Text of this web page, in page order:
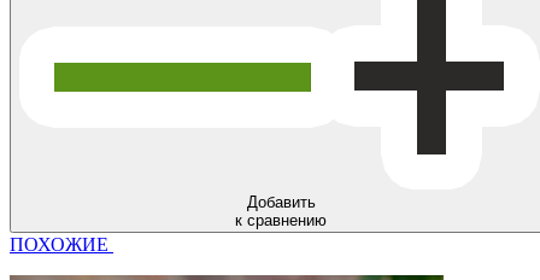
Добавить
к сравнению
ПОХОЖИЕ